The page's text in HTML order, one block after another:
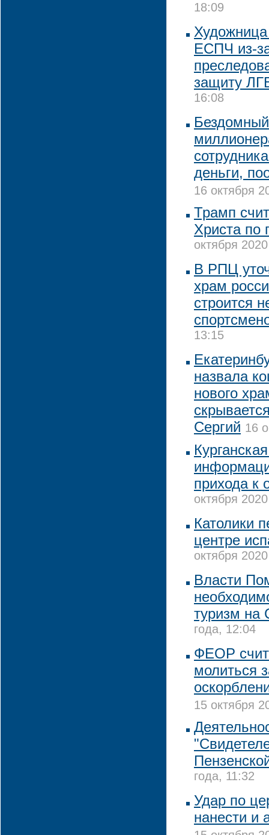
18:09
ЕСПЧ из-
защиту
16:08
деньги,
16 октября
Трамп
Христа по
октября
В РПЦ
храм
строится
13:15
назвала
нового
Сергий 16
прихода к
октября
Католики
центре
октября
Власти
туризм на
года, 12:04
ФЕОР
молиться
15 октября
года, 11:32
Удар по
нанести и